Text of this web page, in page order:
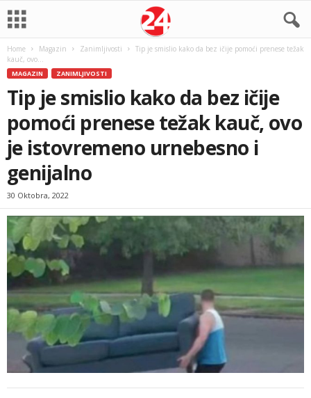
Home Magazin Zanimljivosti
Tip je smislio kako da bez ičije pomoći prenese težak
kauč, ovo...
MAGAZIN ZANIMLJIVOSTI
Tip je smislio kako da bez ičije
pomoći prenese težak kauč, ovo
je istovremeno urnebesno i
genijalno
30 Oktobra, 2022